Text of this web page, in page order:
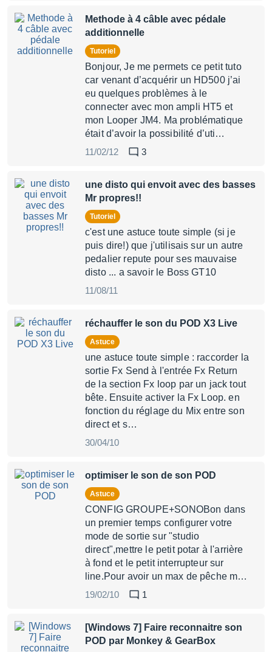
Methode à 4 câble avec pédale
additionnelle
Tutoriel
Bonjour, Je me permets ce petit tuto
car venant d’acquérir un HD500 j’ai
eu quelques problèmes à le
connecter avec mon ampli HT5 et
mon Looper JM4. Ma problématique
était d’avoir la possibilité d’uti…
11/02/12
3
une disto qui envoit avec des basses
Mr propres!!
Tutoriel
c'est une astuce toute simple (si je
puis dire!) que j'utilisais sur un autre
pedalier repute pour ses mauvaise
disto ... a savoir le Boss GT10
11/08/11
réchauffer le son du POD X3 Live
Astuce
une astuce toute simple : raccorder la
sortie Fx Send à l'entrée Fx Return
de la section Fx loop par un jack tout
bête. Ensuite activer la Fx Loop. en
fonction du réglage du Mix entre son
direct et s…
30/04/10
optimiser le son de son POD
Astuce
CONFIG GROUPE+SONOBon dans
un premier temps configurer votre
mode de sortie sur "studio
direct",mettre le petit potar à l'arrière
à fond et le petit interrupteur sur
line.Pour avoir un max de pêche m…
19/02/10
1
[Windows 7] Faire reconnaitre son
POD par Monkey & GearBox